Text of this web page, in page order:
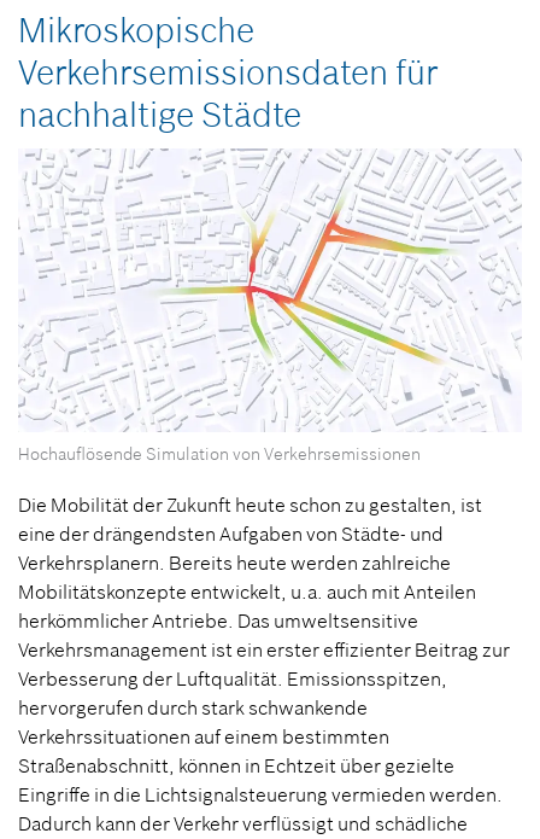
Mikroskopische
Verkehrsemissionsdaten für
nachhaltige Städte
Hochauflösende Simulation von Verkehrsemissionen
Die Mobilität der Zukunft heute schon zu gestalten, ist
eine der drängendsten Aufgaben von Städte- und
Verkehrsplanern. Bereits heute werden zahlreiche
Mobilitätskonzepte entwickelt, u.a. auch mit Anteilen
herkömmlicher Antriebe. Das umweltsensitive
Verkehrsmanagement ist ein erster effizienter Beitrag zur
Verbesserung der Luftqualität. Emissionsspitzen,
hervorgerufen durch stark schwankende
Verkehrssituationen auf einem bestimmten
Straßenabschnitt, können in Echtzeit über gezielte
Eingriffe in die Lichtsignalsteuerung vermieden werden.
Dadurch kann der Verkehr verflüssigt und schädliche